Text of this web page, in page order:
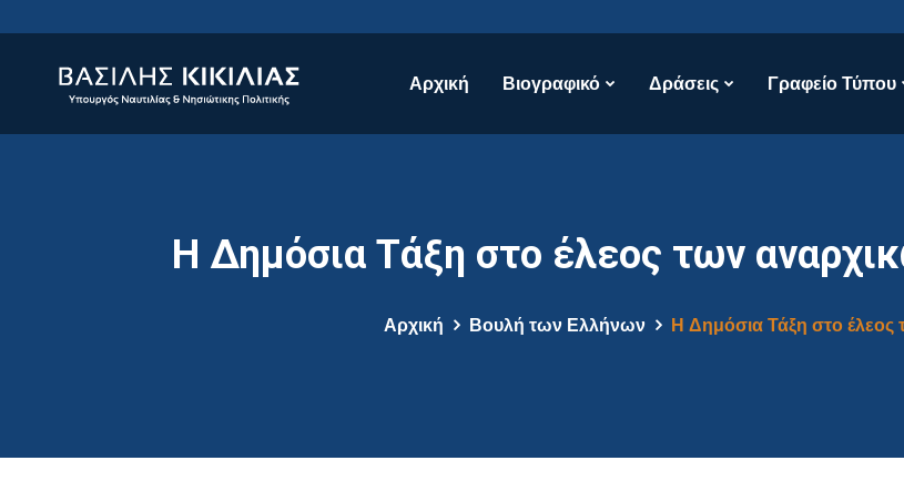
Αρχική Βιογραφικό Δράσεις Γραφείο Τύπου
Η Δημόσια Τάξη στο έλεος των
Αρχική Βουλή των Ελλήνων